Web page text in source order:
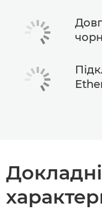
Докладні